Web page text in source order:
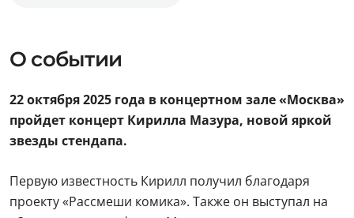
О событии
22 октября 2025 года в концертном зале «Москва»
пройдет концерт Кирилла Мазура, новой яркой
звезды стендапа.
Первую известность Кирилл получил благодаря
проекту «Рассмеши комика». Также он выступал на